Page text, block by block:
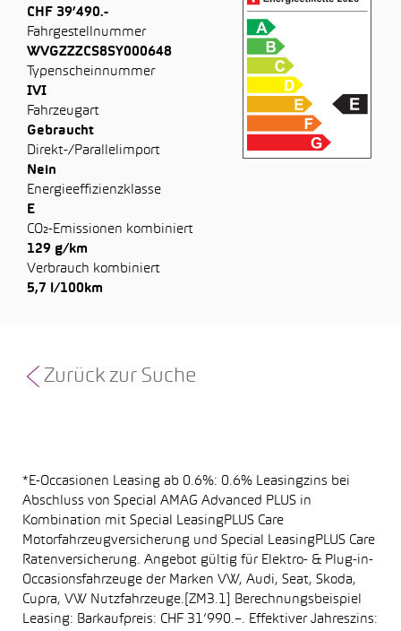
CHF 39’490.-
Fahrgestellnummer
WVGZZZCS8SY000648
Typenscheinnummer
IVI
Fahrzeugart
Gebraucht
Direkt-/Parallelimport
Nein
Energieeffizienzklasse
E
CO₂-Emissionen kombiniert
129 g/km
Verbrauch kombiniert
5,7 l/100km
Zurück zur Suche
*E-Occasionen Leasing ab 0.6%: 0.6% Leasingzins bei
Abschluss von Special AMAG Advanced PLUS in
Kombination mit Special LeasingPLUS Care
Motorfahrzeugversicherung und Special LeasingPLUS Care
Ratenversicherung. Angebot gültig für Elektro- & Plug-in-
Occasionsfahrzeuge der Marken VW, Audi, Seat, Skoda,
Cupra, VW Nutzfahrzeuge.[ZM3.1] Berechnungsbeispiel
Leasing: Barkaufpreis: CHF 31’990.–. Effektiver Jahreszins: